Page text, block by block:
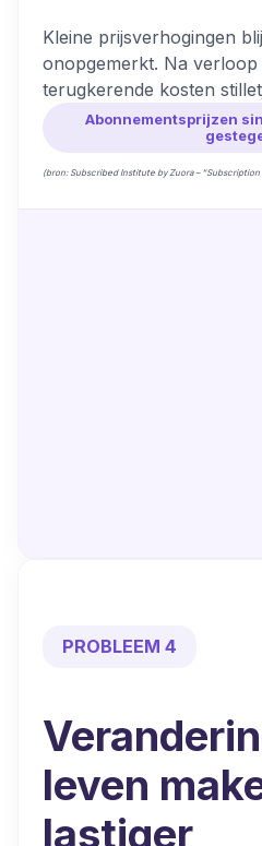
Kleine prijsverhogingen
onopgemerkt. Na verloop
terugkerende kosten
Abonnementsprijzen
(bron: Subscribed Institute by Zuora – “Subscription
PROBLEEM 4
leven
lastiger